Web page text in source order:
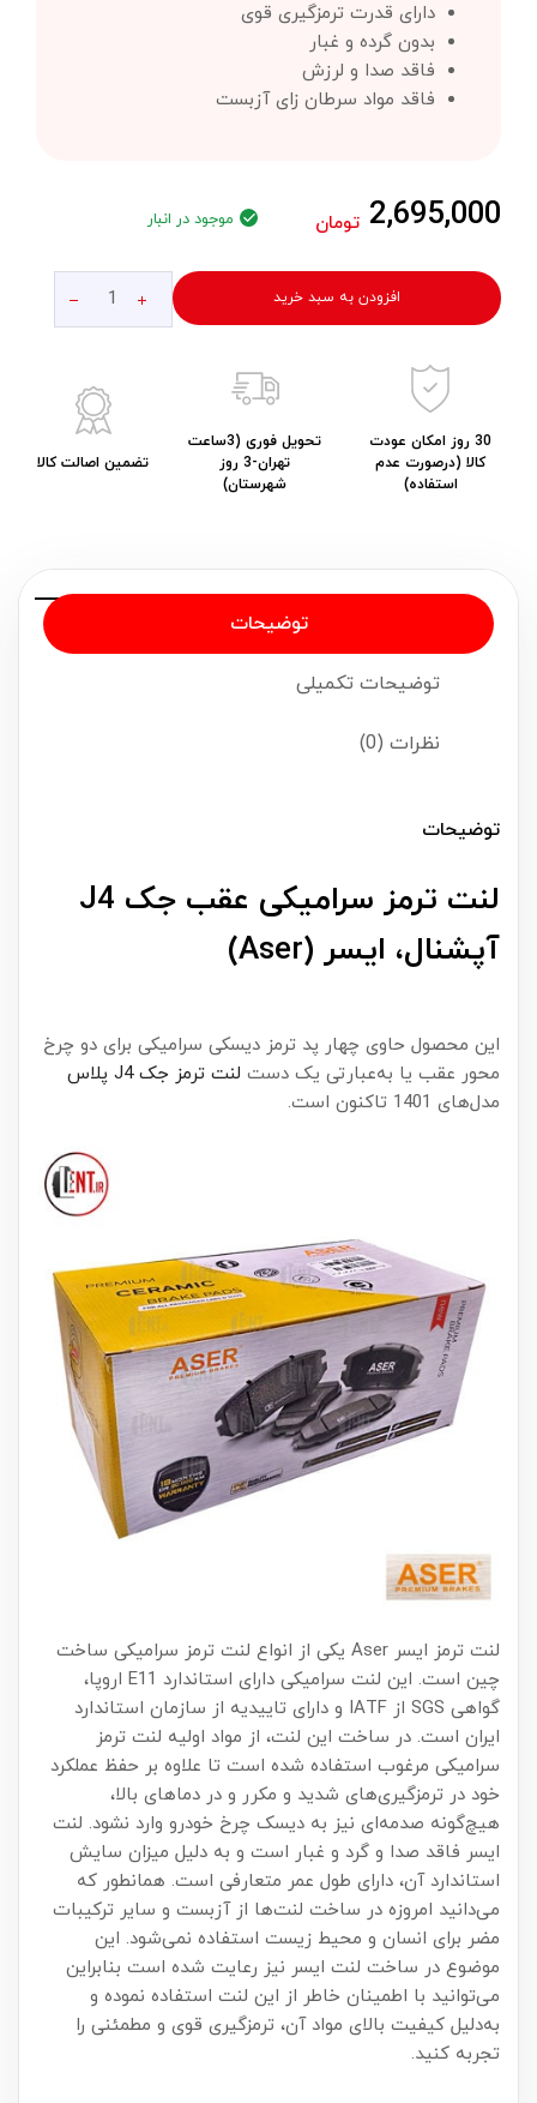
دارای قدرت ترمزگیری قوی
بدون گرده و غبار
فاقد صدا و لرزش
فاقد مواد سرطان زای آزبست
2,695,000 تومان موجود در انبار
افزودن به سبد خرید
30 روز امکان عودت
کالا (درصورت عدم
استفاده)
تحویل فوری (3ساعت
تهران-3 روز
شهرستان)
تضمین اصالت کالا
توضیحات
توضیحات تکمیلی
نظرات (0)
توضیحات
لنت ترمز سرامیکی عقب جک J4
آپشنال، ایسر (Aser)
این محصول حاوی چهار پد ترمز دیسکی سرامیکی برای دو چرخ
محور عقب یا به‌عبارتی یک دست لنت ترمز جک J4 پلاس
مدل‌های 1401 تاکنون است.
لنت ترمز ایسر Aser یکی از انواع لنت ترمز سرامیکی ساخت
چین است. این لنت سرامیکی دارای استاندارد E11 اروپا،
گواهی SGS از IATF و دارای تاییدیه از سازمان استاندارد
ایران است. در ساخت این لنت، از مواد اولیه لنت ترمز
سرامیکی مرغوب استفاده شده است تا علاوه بر حفظ عملکرد
خود در ترمزگیری‌های شدید و مکرر و در دماهای بالا،
هیچ‌گونه صدمه‌ای نیز به دیسک چرخ خودرو وارد نشود. لنت
ایسر فاقد صدا و گرد و غبار است و به دلیل میزان سایش
استاندارد آن، دارای طول عمر متعارفی است. همانطور که
می‌دانید امروزه در ساخت لنت‌ها از آزبست و سایر ترکیبات
مضر برای انسان و محیط زیست استفاده نمی‌شود. این
موضوع در ساخت لنت ایسر نیز رعایت شده است بنابراین
می‌توانید با اطمینان خاطر از این لنت استفاده نموده و
به‌دلیل کیفیت بالای مواد آن، ترمزگیری قوی و مطمئنی را
تجربه کنید.